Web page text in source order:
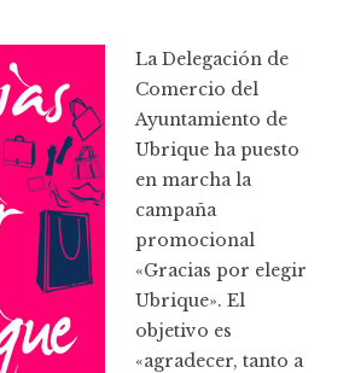
La Delegación de
Comercio del
Ayuntamiento de
Ubrique ha puesto
en marcha la
campaña
promocional
«Gracias por elegir
Ubrique». El
objetivo es
«agradecer, tanto a